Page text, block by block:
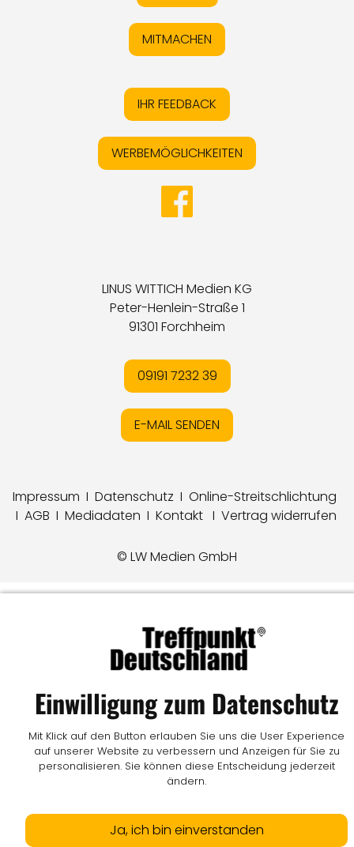
MITMACHEN
IHR FEEDBACK
WERBEMÖGLICHKEITEN
LINUS WITTICH Medien KG
Peter-Henlein-Straße 1
91301 Forchheim
09191 7232 39
E-MAIL SENDEN
Impressum I Datenschutz I Online-Streitschlichtung
I AGB I Mediadaten I Kontakt I Vertrag widerrufen
© LW Medien GmbH
Einwilligung zum Datenschutz
Mit Klick auf den Button erlauben Sie uns die User Experience
auf unserer Website zu verbessern und Anzeigen für Sie zu
personalisieren. Sie können diese Entscheidung jederzeit
ändern.
Ja, ich bin einverstanden